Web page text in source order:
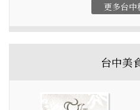
更多台中
台中美